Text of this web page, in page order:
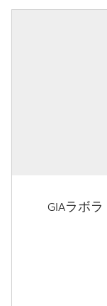
GIAラボ